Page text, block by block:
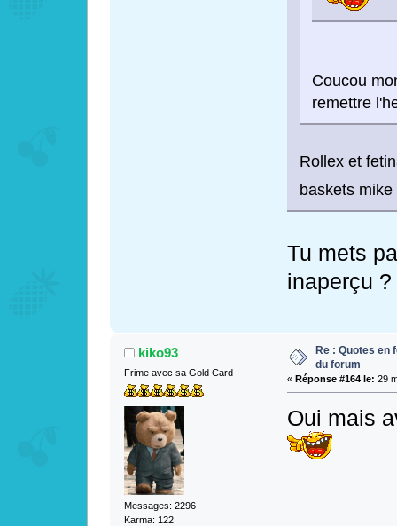
Coucou
remettre
Rollex et
baskets mike
Tu mets
inaperçu
kiko93
Frime avec sa Gold Card
Messages: 2296
Karma: 122
Re : Quotes en
du forum
« Réponse #164 le: 29
Oui mais